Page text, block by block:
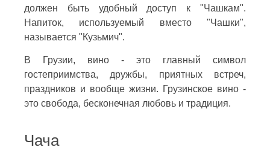
должен быть удобный доступ к "Чашкам".
Напиток, используемый вместо "Чашки",
называется "Кузьмич".
В Грузии, вино - это главный символ
гостеприимства, дружбы, приятных встреч,
праздников и вообще жизни. Грузинское вино -
это свобода, бесконечная любовь и традиция.
Чача